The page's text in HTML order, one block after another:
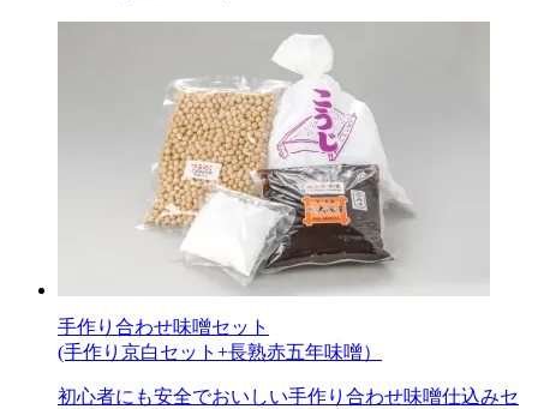
手作り合わせ味噌セット
(手作り京白セット+長熟赤五年味噌）
初心者にも安全でおいしい手作り合わせ味噌仕込みセ